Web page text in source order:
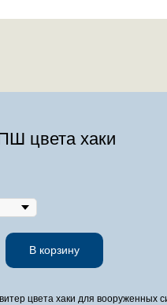
цвета хаки
В корзину
цвета хаки для вооруженных